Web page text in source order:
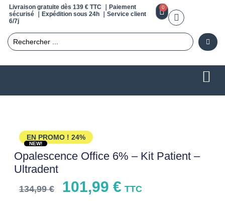
Livraison gratuite dès 139 € TTC ｜Paiement
sécurisé ｜Expédition sous 24h ｜Service client
6/7j
0
EN PROMO ! 24%
NEW!
Opalescence Office 6% – Kit Patient –
Ultradent
134,99€ 101,99 € TTC